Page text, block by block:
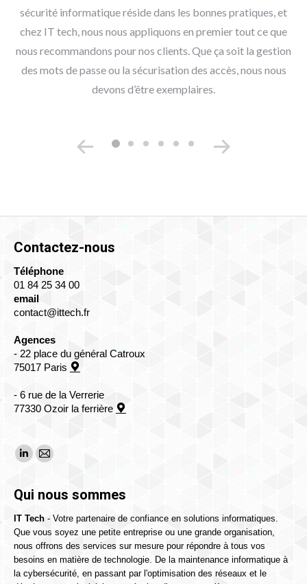
sécurité informatique réside dans les bonnes pratiques, et
chez IT tech, nous nous appliquons en premier tout ce que
nous recommandons pour nos clients. Que ça soit la gestion
des mots de passe ou la sécurisation des accès, nous nous
devons d’être exemplaires.
Contactez-nous
Téléphone
01 84 25 34 00
email
contact@ittech.fr
Agences
- 22 place du général Catroux
75017 Paris
- 6 rue de la Verrerie
77330 Ozoir la ferrière
Trouvez nous sur :
La
LinkedIn
s'ouvre
dans
une
nouvelle
La
E-
mail
s'ouvre
dans
une
Qui nous sommes
IT Tech - Votre partenaire de confiance en solutions informatiques.
Que vous soyez une petite entreprise ou une grande organisation,
nous offrons des services sur mesure pour répondre à tous vos
besoins en matière de technologie. De la maintenance informatique à
la cybersécurité, en passant par l'optimisation des réseaux et le